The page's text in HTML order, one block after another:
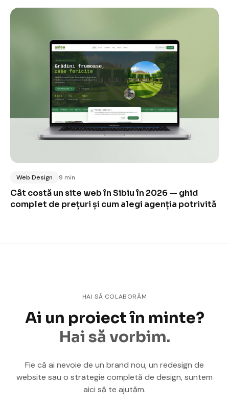
Web Design 9 min
Cât costă un site web în Sibiu în 2026 — ghid
complet de prețuri și cum alegi agenția potrivită
HAI SĂ COLABORĂM
Ai un proiect în minte?
Hai să vorbim.
Fie că ai nevoie de un brand nou, un redesign de
website sau o strategie completă de design, suntem
aici să te ajutăm.